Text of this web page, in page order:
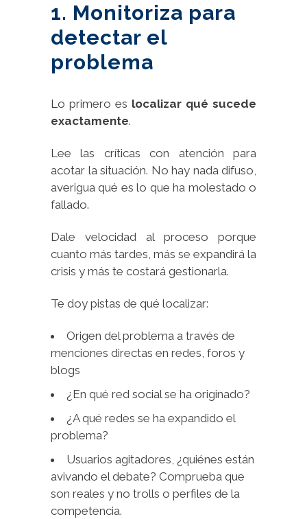
1. Monitoriza para
detectar el
problema
Lo primero es localizar qué sucede
exactamente.
Lee las críticas con atención para
acotar la situación. No hay nada difuso,
averigua qué es lo que ha molestado o
fallado.
Dale velocidad al proceso porque
cuanto más tardes, más se expandirá la
crisis y más te costará gestionarla.
Te doy pistas de qué localizar:
Origen del problema a través de
menciones directas en redes, foros y
blogs
¿En qué red social se ha originado?
¿A qué redes se ha expandido el
problema?
Usuarios agitadores, ¿quiénes están
avivando el debate? Comprueba que
son reales y no trolls o perfiles de la
competencia.